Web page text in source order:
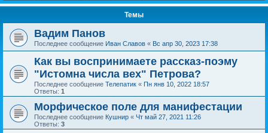
Темы
Вадим Панов
Последнее сообщение Иван Славов « Вс апр 30, 2023 17:38
Как вы воспринимаете рассказ-поэму
"Истомна числа вех" Петрова?
Последнее сообщение Телепатик « Пн янв 10, 2022 18:57
Ответы: 1
Морфическое поле для манифестации
Последнее сообщение Кушнир « Чт май 27, 2021 11:26
Ответы: 3